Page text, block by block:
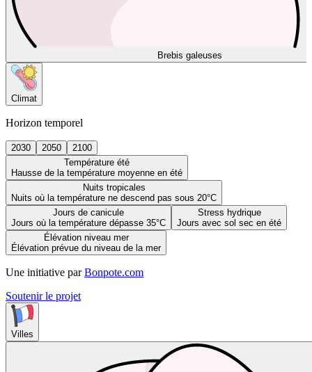
Brebis galeuses
Climat
Horizon temporel
2030 2050
2100
Température été
Hausse de la température moyenne en été
Nuits tropicales
Nuits où la température ne descend pas sous 20°C
Jours de canicule
Jours où la température dépasse 35°C
Stress hydrique
Jours avec sol sec en été
Élévation niveau mer
Élévation prévue du niveau de la mer
Une initiative par Bonpote.com
Soutenir le projet
Villes